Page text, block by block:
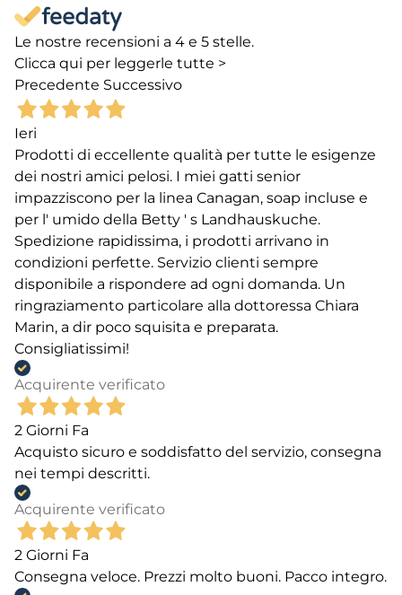
Le nostre recensioni a 4 e 5 stelle.
Clicca qui per leggerle tutte >
Precedente Successivo
Ieri
Prodotti di eccellente qualità per tutte le esigenze
dei nostri amici pelosi. I miei gatti senior
impazziscono per la linea Canagan, soap incluse e
per l' umido della Betty ' s Landhauskuche.
Spedizione rapidissima, i prodotti arrivano in
condizioni perfette. Servizio clienti sempre
disponibile a rispondere ad ogni domanda. Un
ringraziamento particolare alla dottoressa Chiara
Marin, a dir poco squisita e preparata.
Consigliatissimi!
Acquirente verificato
2 Giorni Fa
Acquisto sicuro e soddisfatto del servizio, consegna
nei tempi descritti.
Acquirente verificato
2 Giorni Fa
Consegna veloce. Prezzi molto buoni. Pacco integro.